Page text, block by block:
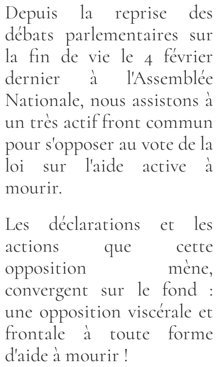
Depuis la reprise des
débats parlementaires sur
la fin de vie le 4 février
dernier à l'Assemblée
Nationale, nous assistons à
un très actif front commun
pour s'opposer au vote de la
loi sur l'aide active à
mourir.
Les déclarations et les
actions que cette
opposition mène,
convergent sur le fond :
une opposition viscérale et
frontale à toute forme
d'aide à mourir !